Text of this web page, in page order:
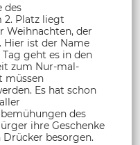
des
2. Platz liegt
Weihnachten, der
Hier ist der Name
geht es in den
zum Nur-mal-
müssen
Es hat schon
des
ihre Geschenke
besorgen.